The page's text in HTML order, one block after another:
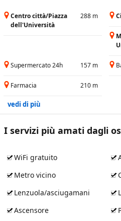
Centro città/Piazza
dell'Università
288 m
Supermercato 24h 157 m
Farmacia 210 m
vedi di più
I servizi più amati dagli
WiFi gratuito
Metro vicino
Lenzuola/asciugamani
Ascensore